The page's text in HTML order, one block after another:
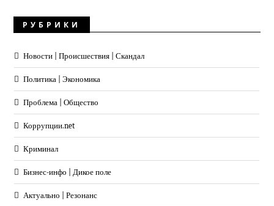
РУБРИКИ
Новости | Происшествия | Скандал
Политика | Экономика
Проблема | Общество
Коррупции.net
Криминал
Бизнес-инфо | Дикое поле
Актуально | Резонанс